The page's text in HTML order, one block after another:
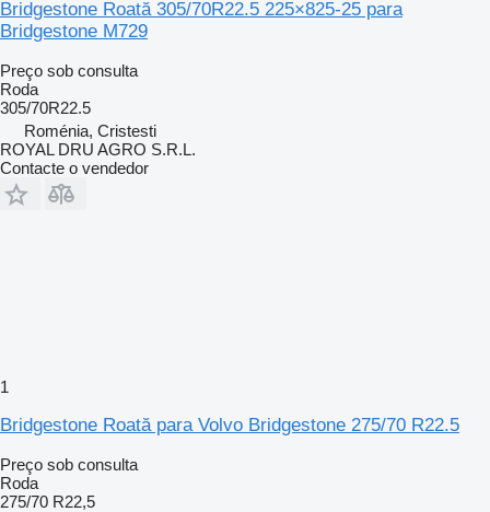
Bridgestone Roată 305/70R22.5 225×825-25 para
Bridgestone M729
Preço sob consulta
Roda
305/70R22.5
Roménia, Cristesti
ROYAL DRU AGRO S.R.L.
Contacte o vendedor
1
Bridgestone Roată para Volvo Bridgestone 275/70 R22.5
Preço sob consulta
Roda
275/70 R22,5